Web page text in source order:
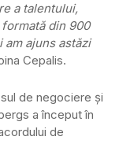
a talentului,
din 900
ajuns astăzi
Cepalis.
de negociere și
a început în
de